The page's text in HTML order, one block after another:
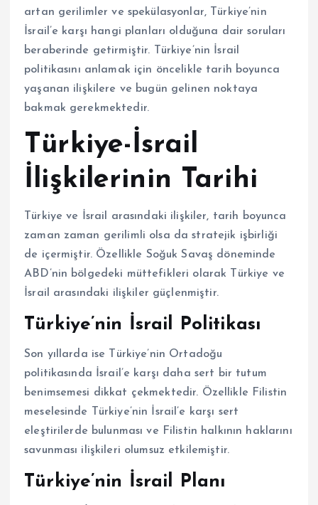
artan gerilimler ve spekülasyonlar, Türkiye’nin
İsrail’e karşı hangi planları olduğuna dair soruları
beraberinde getirmiştir. Türkiye’nin İsrail
politikasını anlamak için öncelikle tarih boyunca
yaşanan ilişkilere ve bugün gelinen noktaya
bakmak gerekmektedir.
Türkiye-İsrail
İlişkilerinin Tarihi
Türkiye ve İsrail arasındaki ilişkiler, tarih boyunca
zaman zaman gerilimli olsa da stratejik işbirliği
de içermiştir. Özellikle Soğuk Savaş döneminde
ABD’nin bölgedeki müttefikleri olarak Türkiye ve
İsrail arasındaki ilişkiler güçlenmiştir.
Türkiye’nin İsrail Politikası
Son yıllarda ise Türkiye’nin Ortadoğu
politikasında İsrail’e karşı daha sert bir tutum
benimsemesi dikkat çekmektedir. Özellikle Filistin
meselesinde Türkiye’nin İsrail’e karşı sert
eleştirilerde bulunması ve Filistin halkının haklarını
savunması ilişkileri olumsuz etkilemiştir.
Türkiye’nin İsrail Planı